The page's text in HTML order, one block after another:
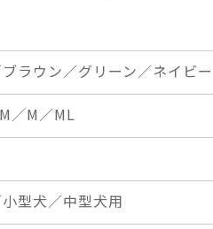
ラウン／グリーン／ネイビー
／M／ML
型犬／中型犬用